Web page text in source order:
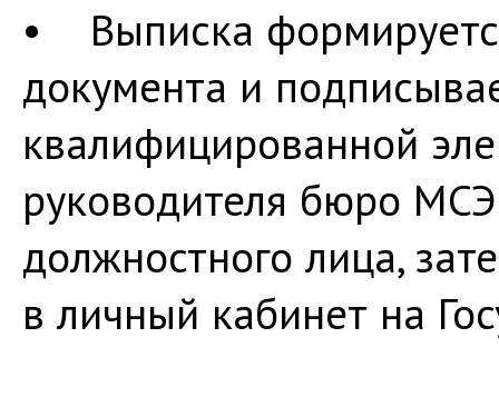
• Выписка
документа и
квалифицированной
руководителя бюро
должностного лица,
в личный кабинет на